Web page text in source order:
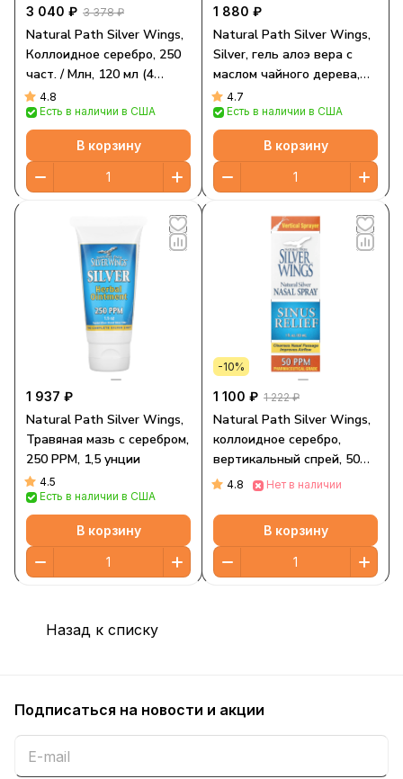
3 040 ₽ 3 378 ₽
Natural Path Silver Wings,
Коллоидное серебро, 250
част. / Млн, 120 мл (4
жидк. Унции)
4.8
Есть в наличии в США
В корзину
1 880 ₽
Natural Path Silver Wings,
Silver, гель алоэ вера с
маслом чайного дерева,
200 част. / Млн, 1,5 унции
4.7
Есть в наличии в США
В корзину
1 937 ₽
Natural Path Silver Wings,
Травяная мазь с серебром,
250 PPM, 1,5 унции
4.5
Есть в наличии в США
В корзину
-10%
1 100 ₽ 1 222 ₽
Natural Path Silver Wings,
коллоидное серебро,
вертикальный спрей, 50
част./млн, 30 мл (1 жидк.
распылениях)
4.8 Нет в наличии
В корзину
Назад к списку
Подписаться на новости и акции